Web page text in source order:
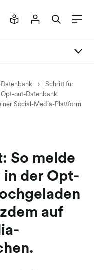
›
Schritt für
Opt-out-Datenbank
Social-Media-Plattform
So melde
in der Opt-
auf